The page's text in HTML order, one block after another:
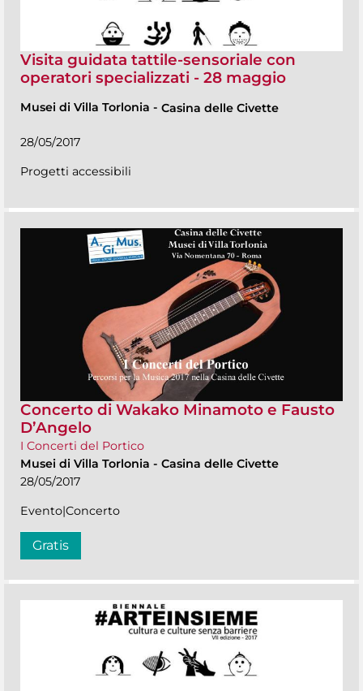
Visita guidata tattile-sensoriale con
operatori specializzati - 28 maggio
Musei di Villa Torlonia - Casina delle Civette
28/05/2017
Progetti accessibili
Concerto di Wakako Minamoto e Fausto
D’Angelo
I Concerti del Portico
Musei di Villa Torlonia - Casina delle Civette
28/05/2017
Evento|Concerto
Gratis